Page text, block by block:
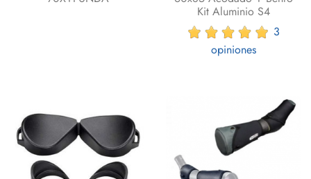
Kit Aluminio S4
3
opiniones